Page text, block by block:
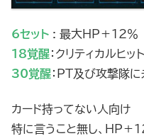
6セット : 最大HP＋12％
18覚醒：クリティカルヒッ
30覚醒：PT及び攻撃隊
カード持ってない人向け
特に言うこと無し、HP＋